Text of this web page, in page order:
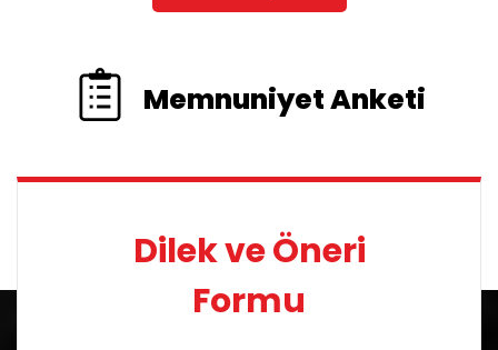
Memnuniyet Anketi
Dilek ve Öneri
Formu